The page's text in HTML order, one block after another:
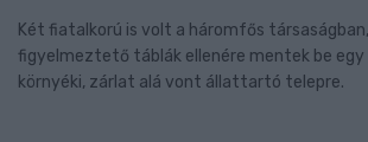
Két fiatalkorú is volt a háromfős
figyelmeztető táblák ellenére mentek be egy
környéki, zárlat alá vont állattartó telepre.